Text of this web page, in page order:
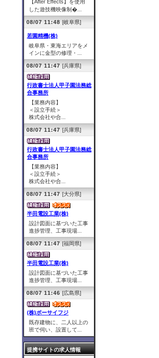
【After Effects】を使用
した遊技機映像制�...
08/07 11:48 [岐阜県]
若園精機(株)
岐阜県・東海エリアをメ
インに金型の修理・...
08/07 11:47 [兵庫県]
行政書士法人甲子園法務総
合事務所
【業務内容】
＜設立手続＞
株式会社や合...
08/07 11:47 [兵庫県]
行政書士法人甲子園法務総
合事務所
【業務内容】
＜設立手続＞
株式会社や合...
08/07 11:47 [大分県]
半田電設工業(株)
設計図面に基づいた工事
進捗管理、工事現場...
08/07 11:47 [福岡県]
半田電設工業(株)
設計図面に基づいた工事
進捗管理、工事現場...
08/07 11:46 [広島県]
(株)ボーサイフジ
既存建物に、二人以上の
班で伺い、設置して...
提携サイトの求人情報